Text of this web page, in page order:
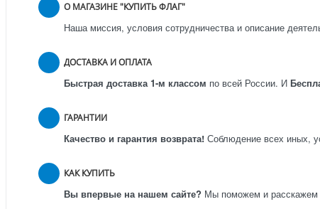
О МАГАЗИНЕ "КУПИТЬ ФЛАГ"
Наша миссия, условия сотрудничества и описание
ДОСТАВКА И ОПЛАТА
Быстрая доставка 1-м классом по всей России. И
ГАРАНТИИ
Качество и гарантия возврата! Соблюдение всех иных,
КАК КУПИТЬ
Вы впервые на нашем сайте? Мы поможем и расскажем